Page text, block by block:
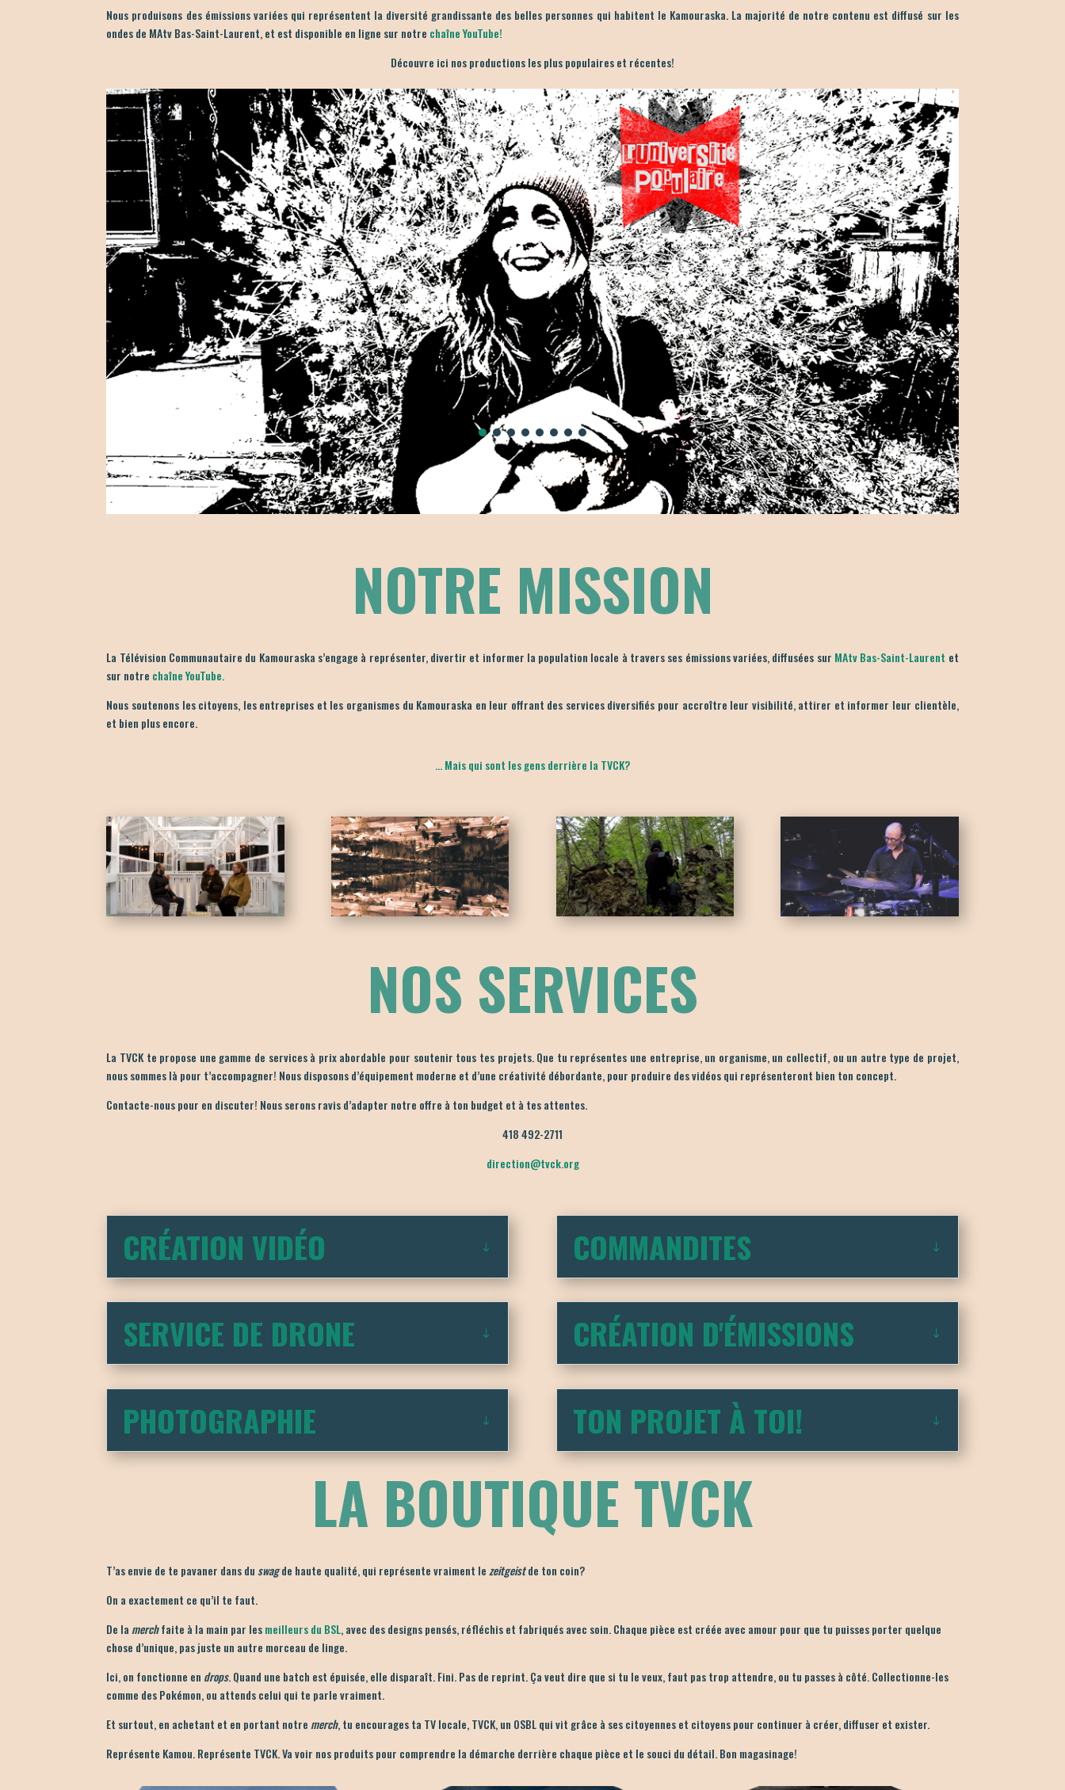
Nous produisons des émissions variées qui représentent la diversité grandissante des belles personnes qui habitent le Kamouraska. La majorité de notre contenu est diffusé sur les
ondes de MAtv Bas-Saint-Laurent, et est disponible en ligne sur notre chaîne YouTube!
Découvre ici nos productions les plus populaires et récentes!
NOTRE MISSION
La Télévision Communautaire du Kamouraska s’engage à représenter, divertir et informer la population locale à travers ses émissions variées, diffusées sur MAtv Bas-Saint-Laurent et
sur notre chaîne YouTube.
Nous soutenons les citoyens, les entreprises et les organismes du Kamouraska en leur offrant des services diversifiés pour accroître leur visibilité, attirer et informer leur clientèle,
et bien plus encore.
… Mais qui sont les gens derrière la TVCK?
NOS SERVICES
La TVCK te propose une gamme de services à prix abordable pour soutenir tous tes projets. Que tu représentes une entreprise, un organisme, un collectif, ou un autre type de projet,
nous sommes là pour t’accompagner! Nous disposons d’équipement moderne et d’une créativité débordante, pour produire des vidéos qui représenteront bien ton concept.
Contacte-nous pour en discuter! Nous serons ravis d’adapter notre offre à ton budget et à tes attentes.
418 492-2711
direction@tvck.org
CRÉATION VIDÉO
SERVICE DE DRONE
PHOTOGRAPHIE
COMMANDITES
CRÉATION D'ÉMISSIONS
TON PROJET À TOI!
LA BOUTIQUE TVCK
T’as envie de te pavaner dans du swagde haute qualité, qui représente vraiment le zeitgeistde ton coin?
On a exactement ce qu’il te faut.
De la merchfaite à la main par lesmeilleurs du BSL, avec des designs pensés, réfléchis et fabriqués avec soin. Chaque pièce est créée avec amour pour que tu puisses porter quelque
chose d’unique, pas juste un autre morceau de linge.
Ici, on fonctionne en drops. Quand une batch est épuisée, elle disparaît. Fini. Pas de reprint. Ça veut dire que si tu le veux, faut pas trop attendre, ou tu passes à côté. Collectionne-les
comme des Pokémon, ou attends celui qui te parle vraiment.
Et surtout, en achetant et en portant notre merch, tu encourages ta TV locale,TVCK, un OSBL qui vit grâce à ses citoyennes et citoyens pour continuer à créer, diffuser et exister.
Représente Kamou. Représente TVCK. Va voir nos produits pour comprendre la démarche derrière chaque pièce et le souci du détail. Bon magasinage!